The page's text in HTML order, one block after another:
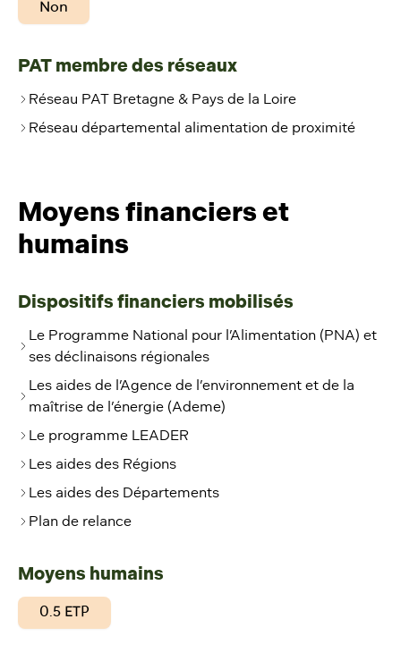
Non
PAT membre des réseaux
Réseau PAT Bretagne & Pays de la Loire
Réseau départemental alimentation de proximité
Moyens financiers et
humains
Dispositifs financiers mobilisés
Le Programme National pour l’Alimentation (PNA) et
ses déclinaisons régionales
Les aides de l’Agence de l’environnement et de la
maîtrise de l’énergie (Ademe)
Le programme LEADER
Les aides des Régions
Les aides des Départements
Plan de relance
Moyens humains
0.5 ETP